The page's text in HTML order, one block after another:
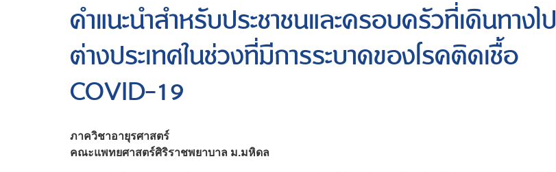
คำแนะนำสำหรับประชาชนและครอบครัวที่เดินทางไป
ต่างประเทศในช่วงที่มีการระบาดของโรคติดเชื้อ
COVID-19
ภาควิชาอายุรศาสตร์
คณะแพทยศาสตร์ศิริราชพยาบาล ม.มหิดล